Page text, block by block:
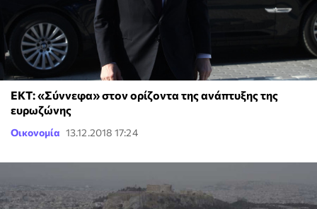
ΕΚΤ: «Σύννεφα» στον ορίζοντα της ανάπτυξης της
ευρωζώνης
Οικονομία 13.12.2018 17:24